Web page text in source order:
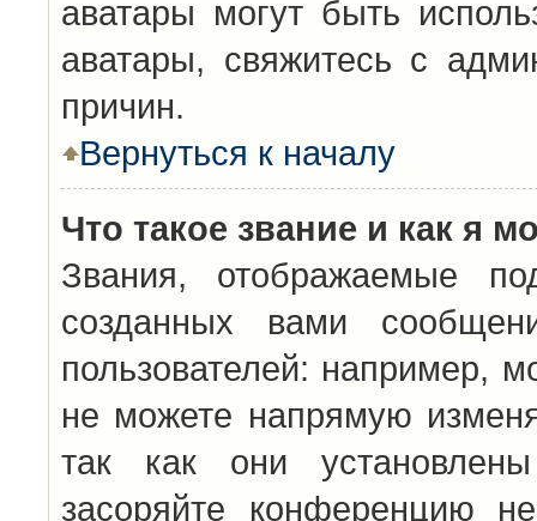
аватары могут быть
аватары, свяжитесь с
причин.
Вернуться к началу
Что такое звание и как я
Звания, отображаемые
созданных вами
пользователей: например,
не можете напрямую
так как они
засоряйте конференцию